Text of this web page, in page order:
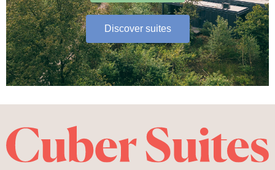
Discover suites